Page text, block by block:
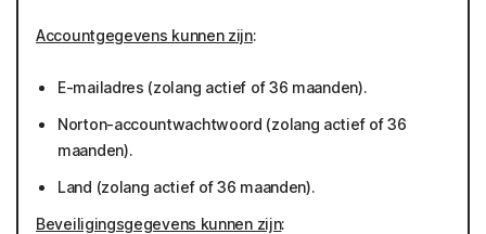
Accountgegevens kunnen zijn:
E-mailadres (zolang actief of 36 maanden).
Norton-accountwachtwoord (zolang actief of 36
maanden).
Land (zolang actief of 36 maanden).
Beveiligingsgegevens kunnen zijn: